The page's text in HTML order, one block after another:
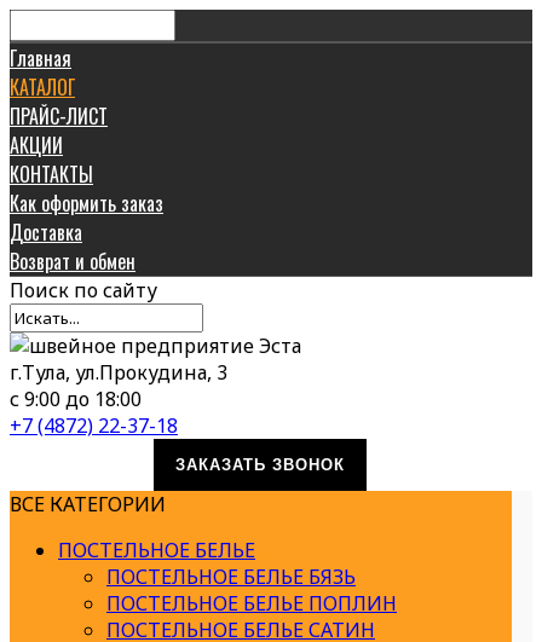
Главная
КАТАЛОГ
ПРАЙС-ЛИСТ
АКЦИИ
КОНТАКТЫ
Как оформить заказ
Доставка
Возврат и обмен
Поиск по сайту
г.Тула, ул.Прокудина, 3
с 9:00 до 18:00
+7 (4872) 22-37-18
ЗАКАЗАТЬ ЗВОНОК
ВСЕ КАТЕГОРИИ
ПОСТЕЛЬНОЕ БЕЛЬЕ
ПОСТЕЛЬНОЕ БЕЛЬЕ БЯЗЬ
ПОСТЕЛЬНОЕ БЕЛЬЕ ПОПЛИН
ПОСТЕЛЬНОЕ БЕЛЬЕ САТИН